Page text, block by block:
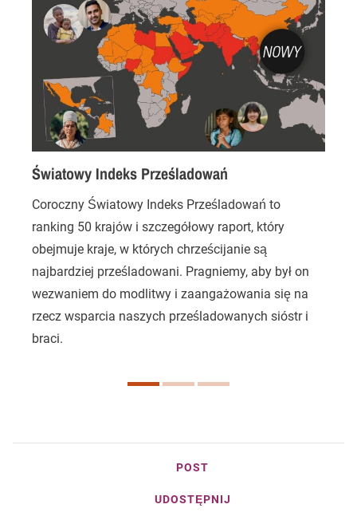
Światowy Indeks Prześladowań
Coroczny Światowy Indeks Prześladowań to
ranking 50 krajów i szczegółowy raport, który
obejmuje kraje, w których chrześcijanie są
najbardziej prześladowani. Pragniemy, aby był on
wezwaniem do modlitwy i zaangażowania się na
rzecz wsparcia naszych prześladowanych sióstr i
braci.
POST
UDOSTĘPNIJ